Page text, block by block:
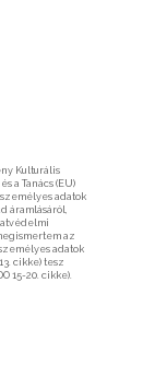
Kulturális
a Tanács (EU)
adatok
áramlásáról,
az
adatok
cikke) tesz
15-20. cikke).